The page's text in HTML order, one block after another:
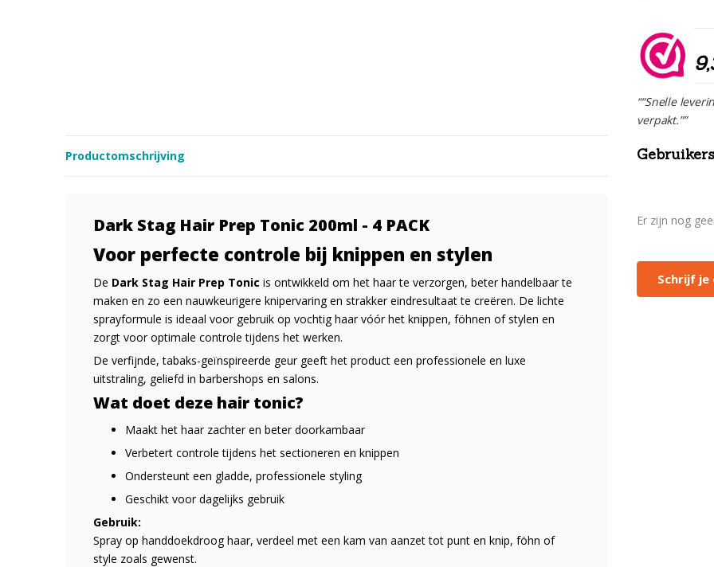
““Snelle
verpakt.””
Productomschrijving
Dark Stag Hair Prep Tonic 200ml - 4 PACK
Voor perfecte controle bij knippen en stylen
De Dark Stag Hair Prep Tonic is ontwikkeld om het haar te verzorgen, beter handelbaar te
maken en zo een nauwkeurigere knipervaring en strakker eindresultaat te creëren. De lichte
sprayformule is ideaal voor gebruik op vochtig haar vóór het knippen, föhnen of stylen en
zorgt voor optimale controle tijdens het werken.
De verfijnde, tabaks-geïnspireerde geur geeft het product een professionele en luxe
uitstraling, geliefd in barbershops en salons.
Wat doet deze hair tonic?
Maakt het haar zachter en beter doorkambaar
Verbetert controle tijdens het sectioneren en knippen
Ondersteunt een gladde, professionele styling
Geschikt voor dagelijks gebruik
Gebruik:
Spray op handdoekdroog haar, verdeel met een kam van aanzet tot punt en knip, föhn of
style zoals gewenst.
Er zijn nog
Schrijf